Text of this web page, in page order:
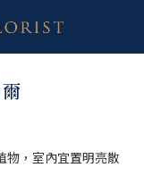
物，室內宜置明亮散